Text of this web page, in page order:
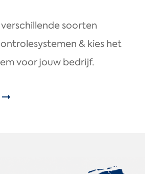
soorten
& kies het
voor jouw bedrijf.